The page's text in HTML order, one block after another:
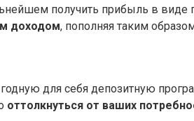
получить прибыль в виде
доходом, пополняя таким
для себя депозитную
оттолкнуться от ваших